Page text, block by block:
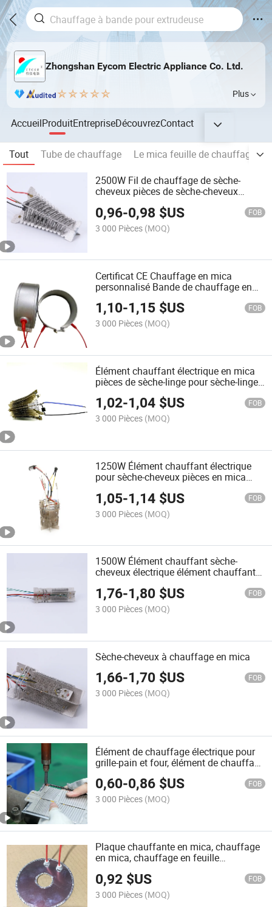
Zhongshan Eycom Electric Appliance Co. Ltd.
Plus
AccueilProduitEntrepriseDécouvrezContact
Tout Tube de chauffage Le mica feuille de chauffage
2500W Fil de chauffage de sèche-
cheveux pièces de sèche-cheveux
0,96-0,98 $US FOB
3 000 Pièces (MOQ)
Certificat CE Chauffage en mica
personnalisé Bande de chauffage en
mica pour distributeur d'eau Chauffage
en bande pour extrudeuse
1,10-1,15 $US FOB
3 000 Pièces (MOQ)
Élément chauffant électrique en mica
pièces de sèche-linge pour sèche-linge
1,02-1,04 $US FOB
3 000 Pièces (MOQ)
1250W Élément chauffant électrique
pour sèche-cheveux pièces en mica
1,05-1,14 $US FOB
3 000 Pièces (MOQ)
1500W Élément chauffant sèche-
cheveux électrique élément chauffant
en mica pour sèche-cheveux
1,76-1,80 $US FOB
3 000 Pièces (MOQ)
Sèche-cheveux à chauffage en mica
1,66-1,70 $US FOB
3 000 Pièces (MOQ)
Élément de chauffage électrique pour
grille-pain et four, élément de chauffage
en mica, élément de chauffage à fil plat
0,60-0,86 $US FOB
3 000 Pièces (MOQ)
Plaque chauffante en mica, chauffage
en mica, chauffage en feuille
0,92 $US FOB
3 000 Pièces (MOQ)